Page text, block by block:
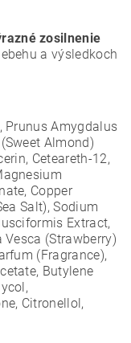
zosilnenie
a výsledkoch
Prunus Amygdalus
Almond)
Ceteareth-12,
Copper
Salt), Sodium
Extract,
(Strawberry)
(Fragrance),
Butylene
Citronellol,